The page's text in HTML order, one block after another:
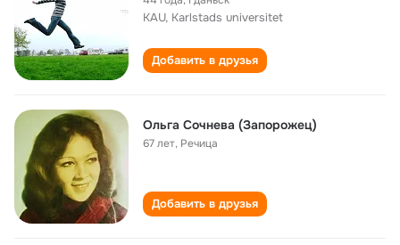
KAU, Karlstads universitet
Добавить в друзья
Ольга Сочнева (Запорожец)
67 лет, Речица
Добавить в друзья